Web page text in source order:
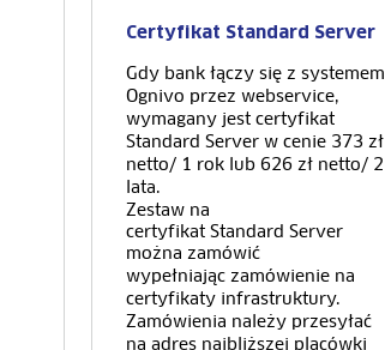
Certyfikat Standard Server
Gdy bank łączy się z systemem
Ognivo przez webservice,
wymagany jest certyfikat
Standard Server w cenie 373 zł
netto/ 1 rok lub 626 zł netto/ 2
lata.
Zestaw na
certyfikat Standard Server
można zamówić
wypełniając zamówienie na
certyfikaty infrastruktury.
Zamówienia należy przesyłać
na adres najbliższej placówki